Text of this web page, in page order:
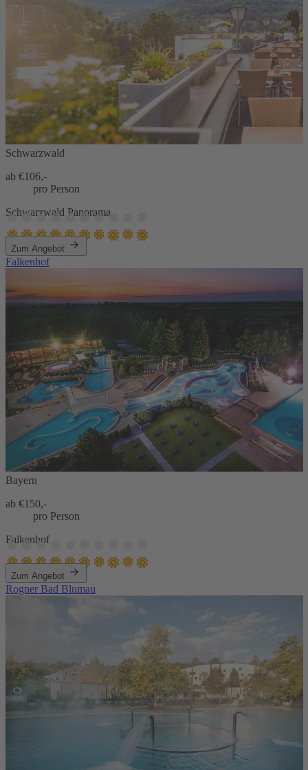
Schwarzwald
ab €106,-
pro Person
Schwarzwald Panorama
Zum Angebot
Falkenhof
Bayern
ab €150,-
pro Person
Falkenhof
Zum Angebot
Rogner Bad Blumau